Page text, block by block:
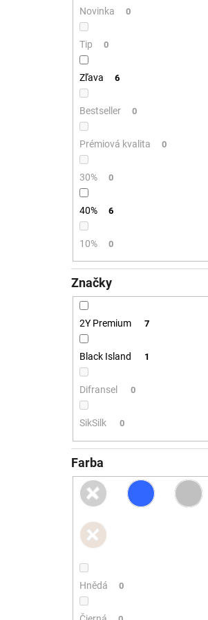
Novinka 0
Tip 0
Zľava 6
Bestseller 0
Prémiová kvalita 0
30% 0
40% 6
10% 0
Značky
2Y Premium 7
Black Island 1
Difransel 0
SikSilk 0
Farba
Hnědá 0